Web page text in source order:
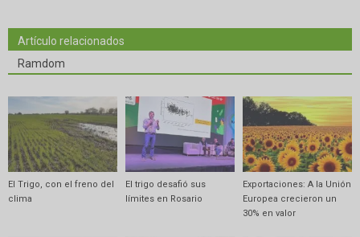
Artículo relacionados
Ramdom
El Trigo, con el freno del
clima
El trigo desafió sus
límites en Rosario
Exportaciones: A la Unión
Europea crecieron un
30% en valor